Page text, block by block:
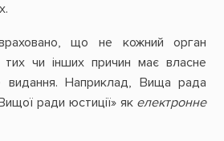
що не кожний орган
чи інших причин має власне
видання. Наприклад, Вища рада
ради юстиції» як електронне